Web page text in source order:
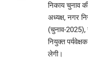
निकाय चुनाव
अध्यक्ष, नगर
(चुनाव-
नियुक्त
लेगी।